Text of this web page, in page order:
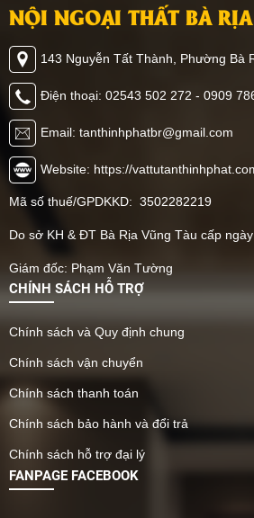
NỘI NGOẠI THẤT BÀ
143 Nguyễn Tất Thành, Phường Bà
Điện thoại: 02543 502 272 - 0909
Email: tanthinhphatbr@gmail.com
Website: https://
Mã số thuế/GPDKKD: 3502282219
Do sở KH & ĐT Bà Rịa Vũng Tàu cấp
Giám đốc: Phạm Văn Tường
CHÍNH SÁCH HỖ TRỢ
Chính sách và Quy định chung
Chính sách vận chuyển
Chính sách thanh toán
Chính sách bảo hành và đổi trả
Chính sách hỗ trợ đại lý
FANPAGE FACEBOOK